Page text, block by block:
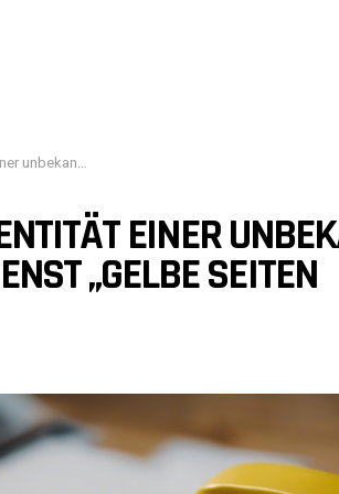
„Gelbe Seiten umkehren“?
EINER
„GELBE SEITEN